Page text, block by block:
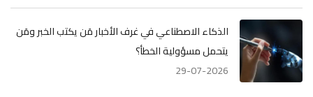
الذكاء الاصطناعي في غرف الأخبار مَن يكتب الخبر ومَن
يتحمل مسؤولية الخطأ؟
29-07-2026